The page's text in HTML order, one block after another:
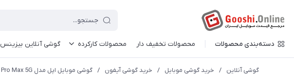
دسته‌بندی محصولات محصولات تخفیف دار محصولات کارکرده گوشی آنلاین بیزینس
گوشی آنلاین / خرید گوشی موبایل / خرید گوشی آیفون / گوشی موبایل اپل مدل iPhone 17 Pro Max 5G ظرفیت 512 گیگابایت رم 12 گیگابایت تک‌سیم کارت فیزیکی اکتیو